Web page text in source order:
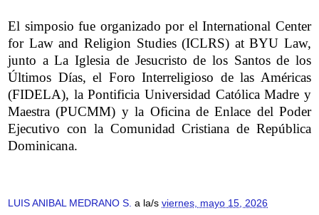
El simposio fue organizado por el International Center
for Law and Religion Studies (ICLRS) at BYU Law,
junto a La Iglesia de Jesucristo de los Santos de los
Últimos Días, el Foro Interreligioso de las Américas
(FIDELA), la Pontificia Universidad Católica Madre y
Maestra (PUCMM) y la Oficina de Enlace del Poder
Ejecutivo con la Comunidad Cristiana de República
Dominicana.
LUIS ANIBAL MEDRANO S. a la/s viernes, mayo 15, 2026